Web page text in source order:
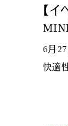
【
6月27
快適